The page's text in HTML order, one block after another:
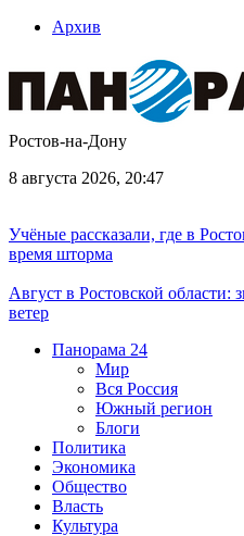
Архив
Ростов-на-Дону
8 августа 2026, 20:47
Учёные рассказали, где в
время шторма
Август в Ростовской
ветер
Панорама 24
Мир
Вся Россия
Южный регион
Блоги
Политика
Экономика
Общество
Власть
Культура